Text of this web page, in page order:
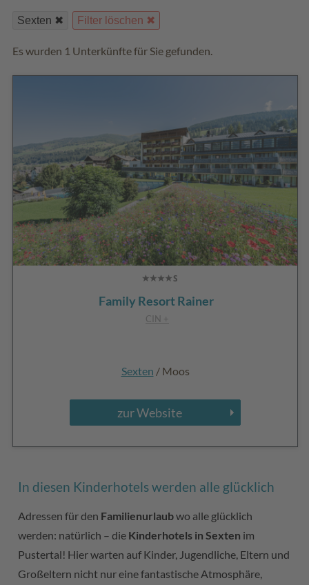
Sexten Filter löschen
Es wurden 1 Unterkünfte für Sie gefunden.
Family Resort Rainer
CIN +
Sexten / Moos
zur Website
In diesen Kinderhotels werden alle glücklich
Adressen für den Familienurlaubwo alle glücklich
werden: natürlich – die Kinderhotels in Sexten im
Pustertal! Hier warten auf Kinder, Jugendliche, Eltern und
Großeltern nicht nur eine fantastische Atmosphäre,